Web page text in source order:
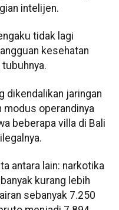
intelijen.
tidak lagi
kesehatan
dikendalikan jaringan
modus operandinya
beberapa villa di Bali
antara lain: narkotika
kurang lebih
sebanyak 7.250